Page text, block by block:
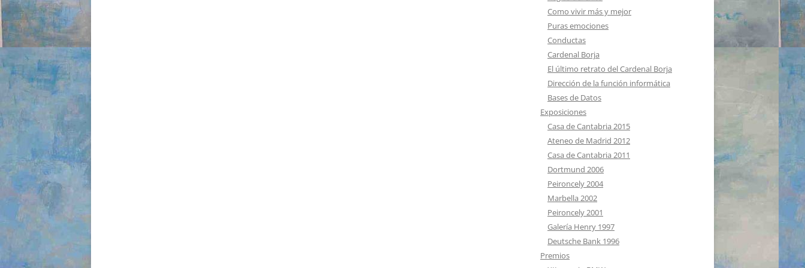
Como vivir más y mejor
Puras emociones
Conductas
Cardenal Borja
El último retrato del Cardenal Borja
Dirección de la función informática
Bases de Datos
Exposiciones
Casa de Cantabria 2015
Ateneo de Madrid 2012
Casa de Cantabria 2011
Dortmund 2006
Peironcely 2004
Marbella 2002
Peironcely 2001
Galería Henry 1997
Deutsche Bank 1996
Premios